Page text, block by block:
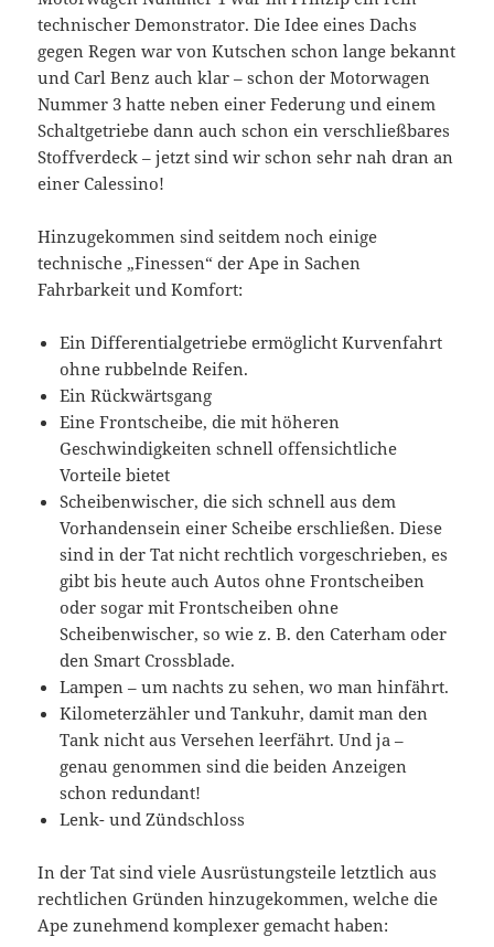
technischer Demonstrator. Die Idee eines Dachs
gegen Regen war von Kutschen schon lange bekannt
und Carl Benz auch klar – schon der Motorwagen
Nummer 3 hatte neben einer Federung und einem
Schaltgetriebe dann auch schon ein verschließbares
Stoffverdeck – jetzt sind wir schon sehr nah dran an
einer Calessino!
Hinzugekommen sind seitdem noch einige
technische „Finessen“ der Ape in Sachen
Fahrbarkeit und Komfort:
Ein Differentialgetriebe ermöglicht Kurvenfahrt
ohne rubbelnde Reifen.
Ein Rückwärtsgang
Eine Frontscheibe, die mit höheren
Geschwindigkeiten schnell offensichtliche
Vorteile bietet
Scheibenwischer, die sich schnell aus dem
Vorhandensein einer Scheibe erschließen. Diese
sind in der Tat nicht rechtlich vorgeschrieben, es
gibt bis heute auch Autos ohne Frontscheiben
oder sogar mit Frontscheiben ohne
Scheibenwischer, so wie z. B. den Caterham oder
den Smart Crossblade.
Lampen – um nachts zu sehen, wo man hinfährt.
Kilometerzähler und Tankuhr, damit man den
Tank nicht aus Versehen leerfährt. Und ja –
genau genommen sind die beiden Anzeigen
schon redundant!
Lenk- und Zündschloss
In der Tat sind viele Ausrüstungsteile letztlich aus
rechtlichen Gründen hinzugekommen, welche die
Ape zunehmend komplexer gemacht haben: